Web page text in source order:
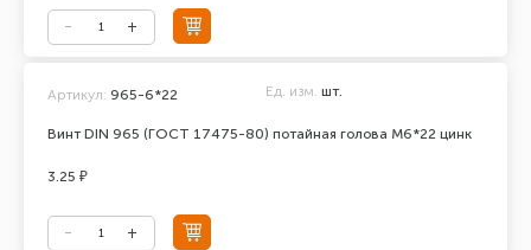
Винт DIN 965 (ГОСТ 17475-80) потайная голова М6*22 цинк
Артикул: 965-6*22 Ед. изм. шт.
3.25 ₽